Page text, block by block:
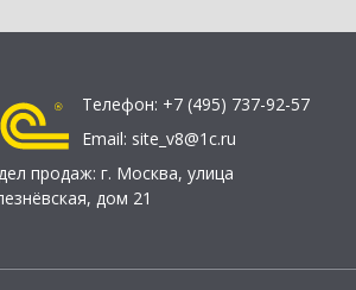
Телефон: +7 (495) 737-92-57
Email: site_v8@1c.ru
продаж: г. Москва, улица
дом 21